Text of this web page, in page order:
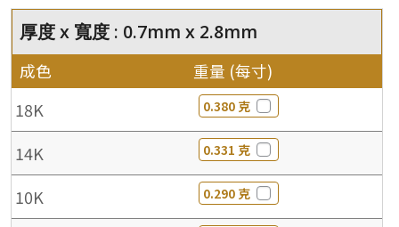
厚度 x 寬度 : 0.7mm x 2.8mm
成色 重量 (每寸)
18K 0.380 克
14K 0.331 克
10K 0.290 克